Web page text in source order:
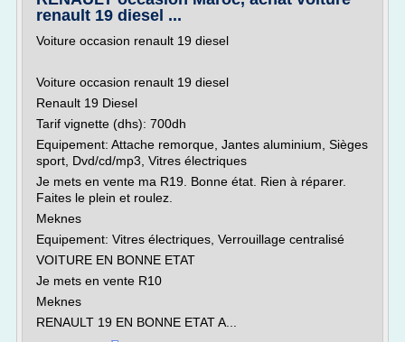
renault 19 diesel ...
Voiture occasion renault 19 diesel
Voiture occasion renault 19 diesel
Renault 19 Diesel
Tarif vignette (dhs): 700dh
Equipement: Attache remorque, Jantes aluminium, Sièges
sport, Dvd/cd/mp3, Vitres électriques
Je mets en vente ma R19. Bonne état. Rien à réparer.
Faites le plein et roulez.
Meknes
Equipement: Vitres électriques, Verrouillage centralisé
VOITURE EN BONNE ETAT
Je mets en vente R10
Meknes
RENAULT 19 EN BONNE ETAT A...